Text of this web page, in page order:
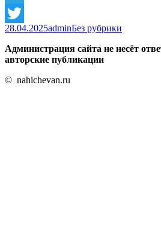
Telegram
Twitter
Опубликовано
28.04.2025Автор
adminРубрики
Без рубрики
Администрация сайта не несёт
авторские публикации
© nahichevan.ru